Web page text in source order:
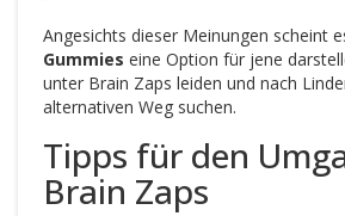
Angesichts dieser Meinungen scheint
Gummies eine Option für jene
unter Brain Zaps leiden und nach
alternativen Weg suchen.
Tipps für den
Brain Zaps